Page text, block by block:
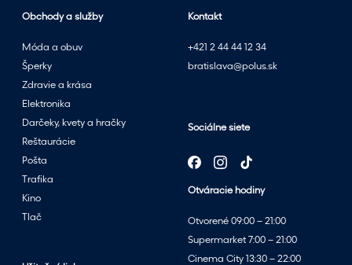
ý
m
v
ý
p
r
e
d
a
j
o
Kontakt
+421 2 44 44 12 34
bratislava@polus.sk
Sociálne siete
Otváracie hodiny
Otvorené 09:00 – 21:00
Supermarket 7:00 – 21:00
Cinema City 13:30 – 22:00
Obchody a služby
Móda a obuv
Šperky
Zdravie a krása
Elektronika
Darčeky, kvety a hračky
Reštaurácie
Pošta
Trafika
Kino
Tlač